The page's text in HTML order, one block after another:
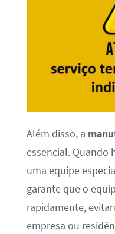
Além disso, a
essencial. Quando
uma equipe
garante que o
rapidamente,
empresa ou